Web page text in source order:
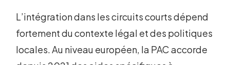
L’intégration dans les circuits courts dépend
fortement du contexte légal et des politiques
locales. Au niveau européen, la PAC accorde